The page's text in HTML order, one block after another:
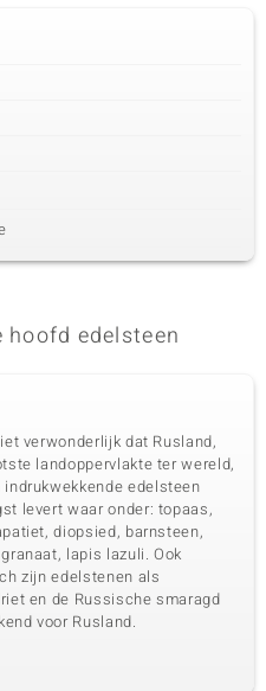
edelsteen
verwonderlijk dat Rusland,
landoppervlakte ter wereld,
indrukwekkende edelsteen
levert waar onder: topaas,
diopsied, barnsteen,
lapis lazuli. Ook
zijn edelstenen als
en de Russische smaragd
voor Rusland.